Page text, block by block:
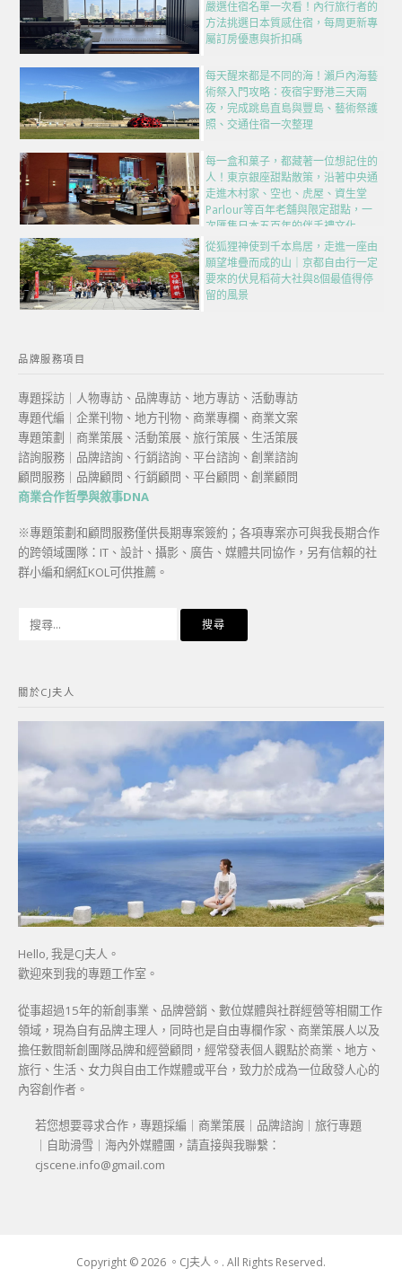
嚴選住宿名單一次看！內行旅行者的
方法挑選日本質感住宿，每周更新專
屬訂房優惠與折扣碼
每天醒來都是不同的海！瀨戶內海藝
術祭入門攻略：夜宿宇野港三天兩
夜，完成跳島直島與豐島、藝術祭護
照、交通住宿一次整理
每一盒和菓子，都藏著一位想記住的
人！東京銀座甜點散策，沿著中央通
走進木村家、空也、虎屋、資生堂
Parlour等百年老舖與限定甜點，一
次匯集日本五百年的伴手禮文化
從狐狸神使到千本鳥居，走進一座由
願望堆疊而成的山｜京都自由行一定
要來的伏見稻荷大社與8個最值得停
留的風景
品牌服務項目
專題採訪｜人物專訪、品牌專訪、地方專訪、活動專訪
專題代編｜企業刊物、地方刊物、商業專欄、商業文案
專題策劃｜商業策展、活動策展、旅行策展、生活策展
諮詢服務｜品牌諮詢、行銷諮詢、平台諮詢、創業諮詢
顧問服務｜品牌顧問、行銷顧問、平台顧問、創業顧問
商業合作哲學與敘事DNA
※專題策劃和顧問服務僅供長期專案簽約；各項專案亦可與我長期合作
的跨領域團隊：IT、設計、攝影、廣告、媒體共同協作，另有信賴的社
群小編和網紅KOL可供推薦。
字:
關於CJ夫人
Hello, 我是CJ夫人。
歡迎來到我的專題工作室。
從事超過15年的新創事業、品牌營銷、數位媒體與社群經營等相關工作
領域，現為自有品牌主理人，同時也是自由專欄作家、商業策展人以及
擔任數間新創團隊品牌和經營顧問，經常發表個人觀點於商業、地方、
旅行、生活、女力與自由工作媒體或平台，致力於成為一位啟發人心的
內容創作者。
若您想要尋求合作，專題採編｜商業策展｜品牌諮詢｜旅行專題
｜自助滑雪｜海內外媒體團，請直接與我聯繫：
cjscene.info@gmail.com
Copyright © 2026 。CJ夫人。. All Rights Reserved.